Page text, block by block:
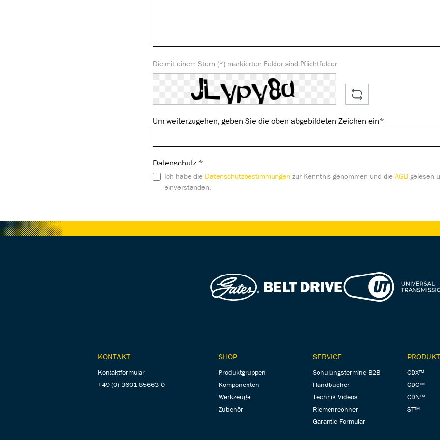
Die mit einem Stern (*) markierten Felder sind Pflichtfelder.
Um weiterzugehen, geben Sie die oben abgebildeten Zeichen ein*
Datenschutz *
Ich habe die Datenschutzbestimmungen zur Kenntnis genommen und die AGBgelesen
einverstanden.
KONTAKT
Kontaktformular
+49 (0) 3601 85663-0
SHOP
Produktgruppen
Komponenten
Werkzeuge
Zubehör
SERVICE
Schulungstermine B2B
Handbücher
Technik Videos
Riemenrechner
Garantie Formular
CDX™
CDC™
CDN™
ST™